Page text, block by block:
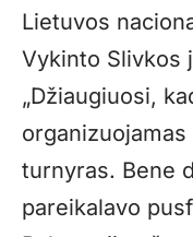
Lietuvos
Vykinto Slivkos
„Džiaugiuosi,
turnyras. Bene
pareikalavo